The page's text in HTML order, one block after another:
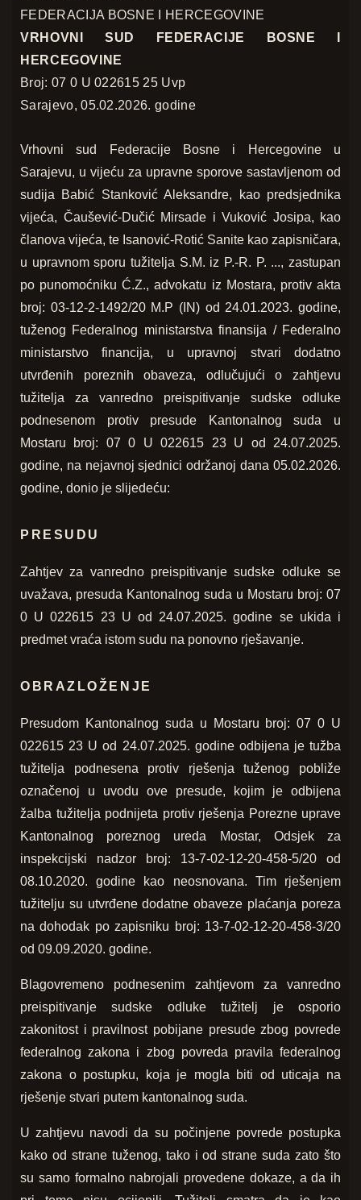
FEDERACIJA BOSNE I HERCEGOVINE
VRHOVNI SUD FEDERACIJE BOSNE I
HERCEGOVINE
Broj: 07 0 U 022615 25 Uvp
Sarajevo, 05.02.2026. godine
Vrhovni sud Federacije Bosne i Hercegovine u
Sarajevu, u vijeću za upravne sporove sastavljenom od
sudija Babić Stanković Aleksandre, kao predsjednika
vijeća, Čaušević-Dučić Mirsade i Vuković Josipa, kao
članova vijeća, te Isanović-Rotić Sanite kao zapisničara,
u upravnom sporu tužitelja S.M. iz P.-R. P. ..., zastupan
po punomoćniku Ć.Z., advokatu iz Mostara, protiv akta
broj: 03-12-2-1492/20 M.P (IN) od 24.01.2023. godine,
tuženog Federalnog ministarstva finansija / Federalno
ministarstvo financija, u upravnoj stvari dodatno
utvrđenih poreznih obaveza, odlučujući o zahtjevu
tužitelja za vanredno preispitivanje sudske odluke
podnesenom protiv presude Kantonalnog suda u
Mostaru broj: 07 0 U 022615 23 U od 24.07.2025.
godine, na nejavnoj sjednici održanoj dana 05.02.2026.
godine, donio je slijedeću:
PRESUDU
Zahtjev za vanredno preispitivanje sudske odluke se
uvažava, presuda Kantonalnog suda u Mostaru broj: 07
0 U 022615 23 U od 24.07.2025. godine se ukida i
predmet vraća istom sudu na ponovno rješavanje.
OBRAZLOŽENJE
Presudom Kantonalnog suda u Mostaru broj: 07 0 U
022615 23 U od 24.07.2025. godine odbijena je tužba
tužitelja podnesena protiv rješenja tuženog pobliže
označenoj u uvodu ove presude, kojim je odbijena
žalba tužitelja podnijeta protiv rješenja Porezne uprave
Kantonalnog poreznog ureda Mostar, Odsjek za
inspekcijski nadzor broj: 13-7-02-12-20-458-5/20 od
08.10.2020. godine kao neosnovana. Tim rješenjem
tužitelju su utvrđene dodatne obaveze plaćanja poreza
na dohodak po zapisniku broj: 13-7-02-12-20-458-3/20
od 09.09.2020. godine.
Blagovremeno podnesenim zahtjevom za vanredno
preispitivanje sudske odluke tužitelj je osporio
zakonitost i pravilnost pobijane presude zbog povrede
federalnog zakona i zbog povreda pravila federalnog
zakona o postupku, koja je mogla biti od uticaja na
rješenje stvari putem kantonalnog suda.
U zahtjevu navodi da su počinjene povrede postupka
kako od strane tuženog, tako i od strane suda zato što
su samo formalno nabrojali provedene dokaze, a da ih